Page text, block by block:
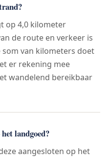
op 4,0 kilometer
de route en verkeer is
van kilometers doet
er rekening mee
wandelend bereikbaar
landgoed?
aangesloten op het